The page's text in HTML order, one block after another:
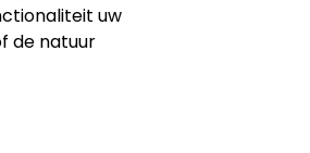
uw
de natuur